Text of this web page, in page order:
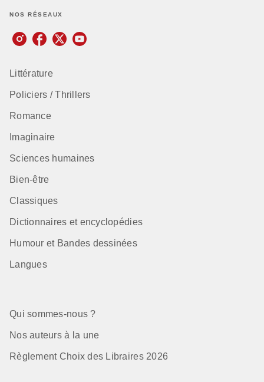
NOS RÉSEAUX
Littérature
Policiers / Thrillers
Romance
Imaginaire
Sciences humaines
Bien-être
Classiques
Dictionnaires et encyclopédies
Humour et Bandes dessinées
Langues
Qui sommes-nous ?
Nos auteurs à la une
Règlement Choix des Libraires 2026